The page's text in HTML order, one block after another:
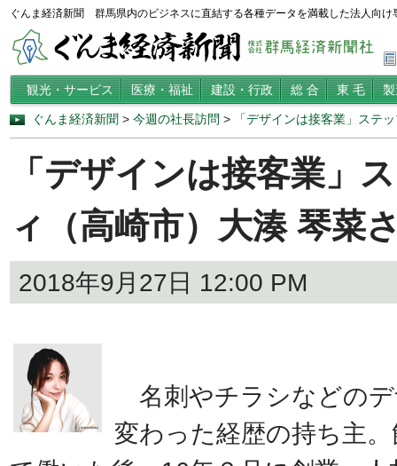
ぐんま経済新聞 群馬県内のビジネスに直結する各種データを満載した法人向け
観光・サービス 医療・福祉 建設・行政 総 合 東 毛
ぐんま経済新聞 > 今週の社長訪問 > 「デザインは接客業」ステ
「デザインは接客業」
ィ（高崎市）大湊 琴菜
2018年9月27日 12:00 PM
名刺やチラシなどの
変わった経歴の持ち主